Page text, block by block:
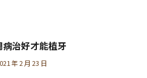
病治好才能植牙
年 2 月 23 日